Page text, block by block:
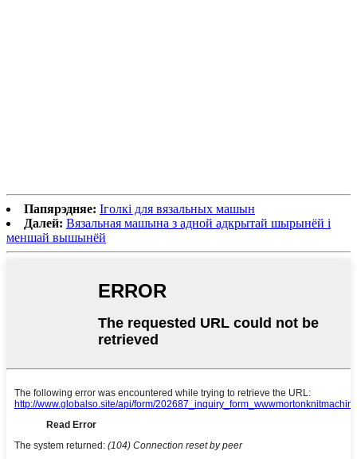
Папярэдняе: Іголкі для вязальных машын
Далей: Вязальная машына з адной адкрытай шырынёй і
меншай вышынёй